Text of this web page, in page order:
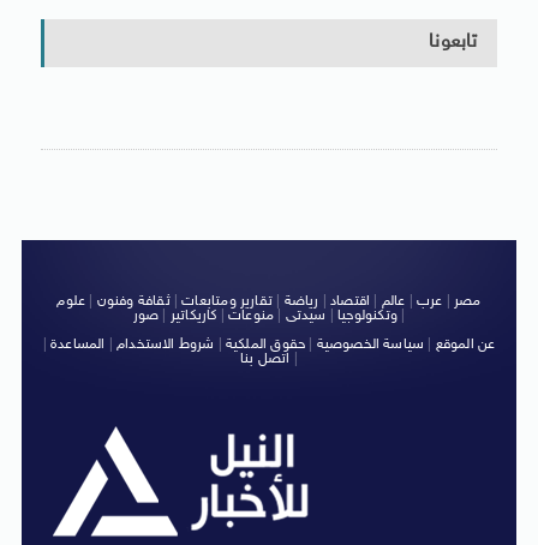
تابعونا
مصر عرب عالم اقتصاد رياضة |تقارير ومتابعات|ثقافة وفنون
علوم
وتكنولوجيا| سيدتى منوعات كاريكاتير صور
|
عن الموقع
سياسة الخصوصية حقوق الملكية شروط الاستخدام| المساعدة|
اتصل بنا